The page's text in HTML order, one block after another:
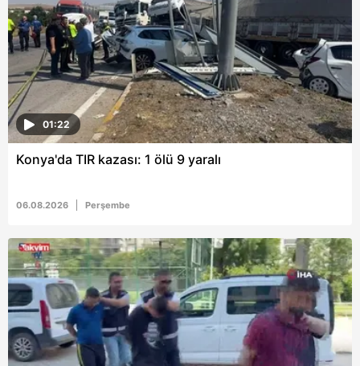
01:22
Konya'da TIR kazası: 1 ölü 9 yaralı
06.08.2026 Perşembe